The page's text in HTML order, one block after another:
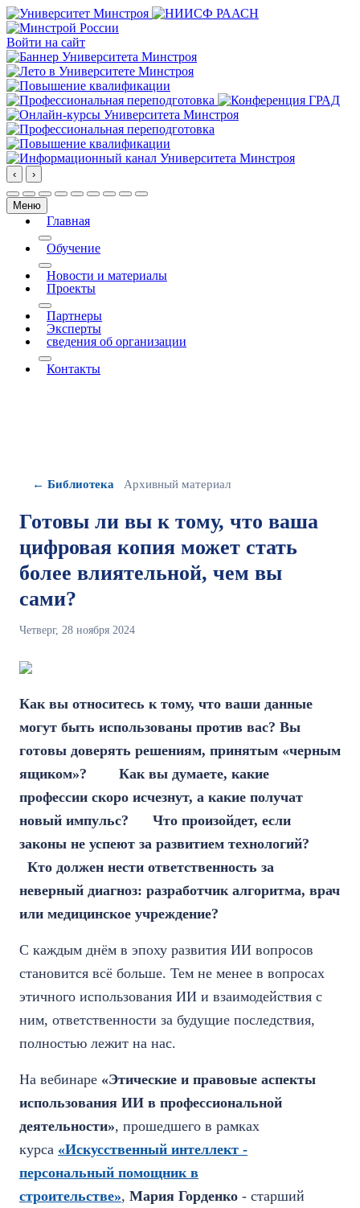
Войти на сайт
‹ ›
Меню
Главная
More about: Главная
Обучение
More about: Обучение
Новости и материалы
Проекты
More about: Проекты
Партнеры
Эксперты
сведения об организации
More about: сведения об организации
Контакты
← Библиотека Архивный материал
Готовы ли вы к тому, что ваша
цифровая копия может стать
более влиятельной, чем вы
сами?
Четверг, 28 ноября 2024
Как вы относитесь к тому, что ваши данные
могут быть использованы против вас? Вы
готовы доверять решениям, принятым «черным
ящиком»? Как вы думаете, какие
профессии скоро исчезнут, а какие получат
новый импульс? Что произойдет, если
законы не успеют за развитием технологий?
Кто должен нести ответственность за
неверный диагноз: разработчик алгоритма, врач
или медицинское учреждение?
С каждым днём в эпоху развития ИИ вопросов
становится всё больше. Тем не менее в вопросах
этичного использования ИИ и взаимодействия с
ним, ответственности за будущие последствия,
полностью лежит на нас.
На вебинаре «Этические и правовые аспекты
использования ИИ в профессиональной
деятельности», прошедшего в рамках
курса «Искусственный интеллект -
персональный помощник в
строительстве», Мария Горденко - старший